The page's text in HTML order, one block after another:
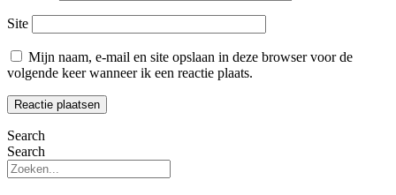
Site
Mijn naam, e-mail en site opslaan in deze browser voor de
volgende keer wanneer ik een reactie plaats.
Search
Search